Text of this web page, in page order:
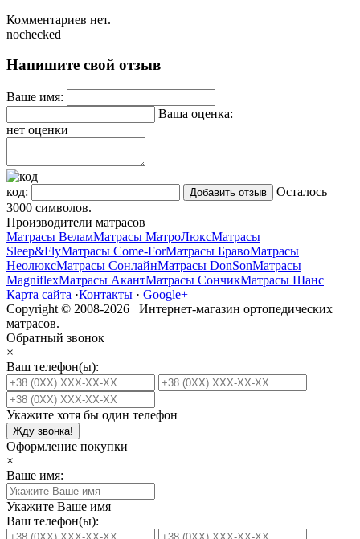
Комментариев нет.
nochecked
Напишите свой отзыв
Ваше имя:
Ваша оценка:
нет оценки
код:
Осталось
3000 символов.
Производители матрасов
Матрасы ВеламМатрасы МатроЛюксМатрасы
Sleep&FlyМатрасы Come-ForМатрасы БравоМатрасы
НеолюксМатрасы СонлайнМатрасы DonSonМатрасы
MagniflexМатрасы АкантМатрасы СончикМатрасы Шанс
Карта сайта ·Контакты · Google+
Copyright © 2008-2026 Интернет-магазин ортопедических
матрасов.
Обратный звонок
×
Ваш телефон(ы):
Укажите хотя бы один телефон
Жду звонка!
Оформление покупки
×
Ваше имя:
Укажите Ваше имя
Ваш телефон(ы):